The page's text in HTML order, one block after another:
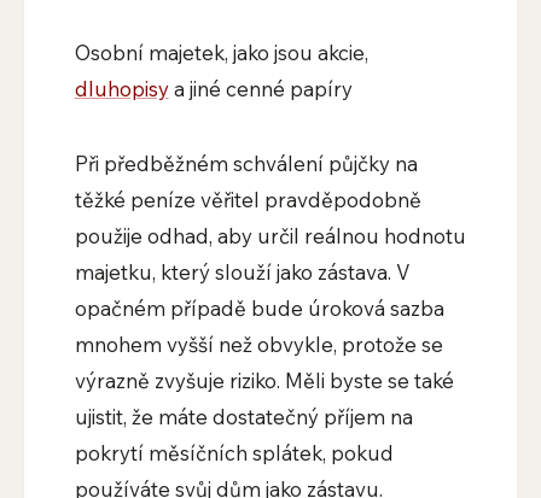
Osobní majetek, jako jsou akcie,
dluhopisya jiné cenné papíry
Při předběžném schválení půjčky na
těžké peníze věřitel pravděpodobně
použije odhad, aby určil reálnou hodnotu
majetku, který slouží jako zástava. V
opačném případě bude úroková sazba
mnohem vyšší než obvykle, protože se
výrazně zvyšuje riziko. Měli byste se také
ujistit, že máte dostatečný příjem na
pokrytí měsíčních splátek, pokud
používáte svůj dům jako zástavu.